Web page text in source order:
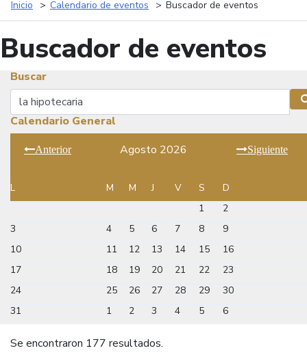
Inicio Calendario de eventos Buscador de eventos
Buscador de eventos
Buscar
Buscar
Calendario General
Anterior Agosto 2026 Siguiente
L M M J V S
D
1
2
3
4 5 6 7 8
9
10
11 12 13 14 15
16
17
18 19 20 21 22
23
24
25 26 27 28 29
30
31
1 2 3 4 5 6
Se encontraron 177 resultados.